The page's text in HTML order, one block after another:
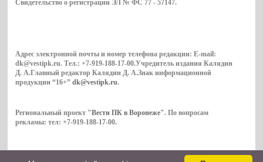
Свидетельство о регистрации ЭЛ № ФС 77 - 57147.
Адрес электронной почты и номер телефона редакции: E-mail:
dk@vestipk.ru. Тел.: +7-919-188-17-00.Учредитель издания Калядин
Д. А.Главный редактор Калядин Д. А.Знак информационной
продукции “16+”dk@vestipk.ru.
Региональный проект "Вести ПК в Воронеже". По вопросам
рекламы: тел: +7-919-188-17-00.